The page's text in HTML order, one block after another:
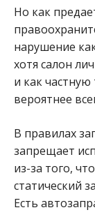
Но как
нарушение
хотя салон
и как
вероятнее
В правилах
запрещает
из-за того,
статический
Есть